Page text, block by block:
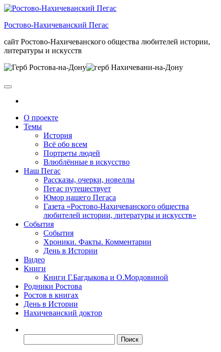
Skip
the
Ростово-Нахичеванский Пегас
сайт Ростово-Нахичеванского общества любителей истории,
литературы и искусств
О проекте
Темы
История
Всё обо всем
Портреты людей
Влюблённые в искусство
Наш Пегас
Рассказы, очерки, новеллы
Пегас путешествует
Юмор нашего Пегаса
Газета «Ростово-Нахичеванского общества
любителей истории, литературы и искусств»
События
События
Хроники. Факты. Комментарии
День в Истории
Видео
Книги
Книги Г.Багдыкова и О.Мордовиной
Родники Ростова
Ростов в книгах
День в Истории
Нахичеванский доктор